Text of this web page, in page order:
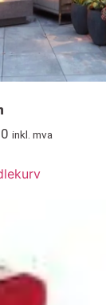
inkl. mva